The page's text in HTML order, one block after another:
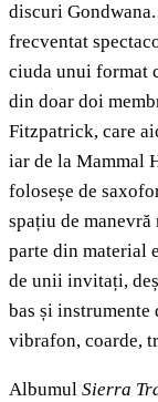
discuri
frecventat
ciuda unui format
din doar doi
Fitzpatrick, care
iar de la Mammal
foloseșe de
spațiu de
parte din material
de unii invitați,
bas și
vibrafon, coarde,
Albumul Sierra